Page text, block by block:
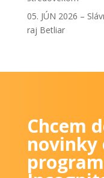
05. JÚN 2026 –
raj Betliar
Chcem
novinky